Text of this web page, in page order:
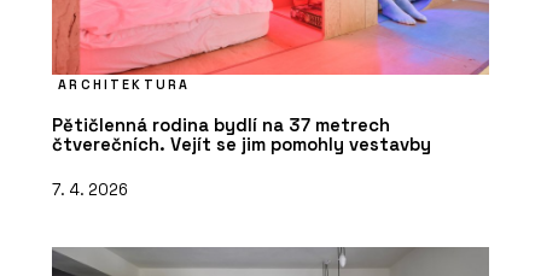
ARCHITEKTURA
Pětičlenná rodina bydlí na 37 metrech
čtverečních. Vejít se jim pomohly vestavby
7. 4. 2026